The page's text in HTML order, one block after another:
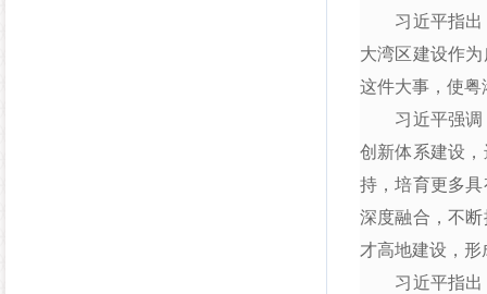
习近平指出，
大湾区建设作
这件大事，使
习近平强调，
创新体系建设
持，培育更多
深度融合，不
才高地建设，
习近平指出，